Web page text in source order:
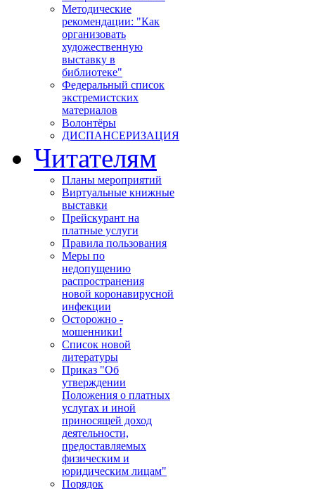
Методические
рекомендации: "Как
организовать
художественную
выставку в
библиотеке"
Федеральный список
экстремистских
материалов
Волонтёры
ДИСПАНСЕРИЗАЦИЯ
Читателям
Планы мероприятий
Виртуальные книжные
выставки
Прейскурант на
платные услуги
Правила пользования
Меры по
недопущению
распространения
новой коронавирусной
инфекции
Осторожно -
мошенники!
Список новой
литературы
Приказ "Об
утверждении
Положения о платных
услугах и иной
приносящей доход
деятельности,
предоставляемых
физическим и
юридическим лицам"
Порядок